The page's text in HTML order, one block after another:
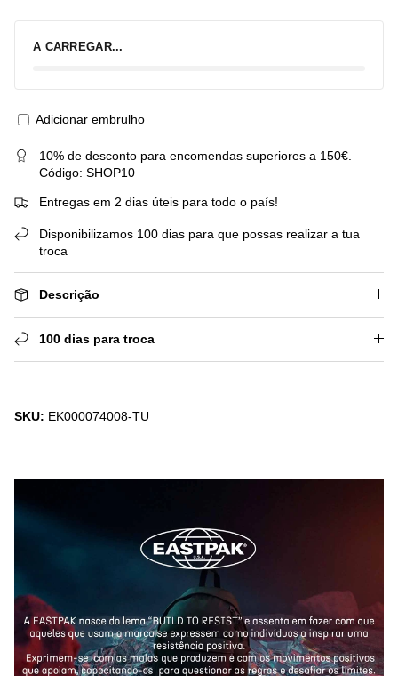
A CARREGAR...
Adicionar embrulho
10% de desconto para encomendas superiores a 150€.
Código: SHOP10
Entregas em 2 dias úteis para todo o país!
Disponibilizamos 100 dias para que possas realizar a tua
troca
Descrição
100 dias para troca
SKU: EK000074008-TU